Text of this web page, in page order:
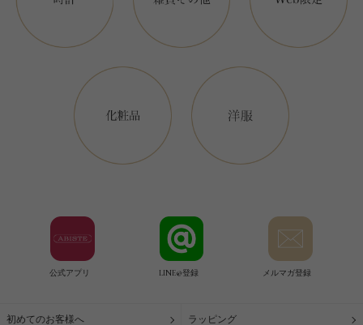
公式アプリ LINE@登録 メルマガ登録
初めてのお客様へ ラッピング